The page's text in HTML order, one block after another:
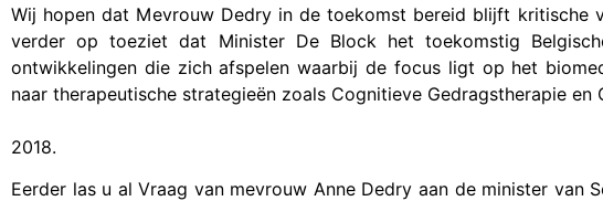
Wij hopen dat Mevrouw Dedry in de toekomst bereid blijft kritische
verder op toeziet dat Minister De Block het toekomstig
ontwikkelingen die zich afspelen waarbij de focus ligt op het
naar therapeutische strategieën zoals Cognitieve Gedragstherapie en
2018.
Eerder las u alVraag van mevrouw Anne Dedry aan de minister van